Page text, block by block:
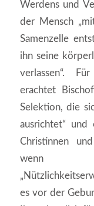
Werdens und
der Mensch
Samenzelle
ihn seine
verlassen“.
erachtet
Selektion, die
ausrichtet“ und
Christinnen
wenn
es vor der